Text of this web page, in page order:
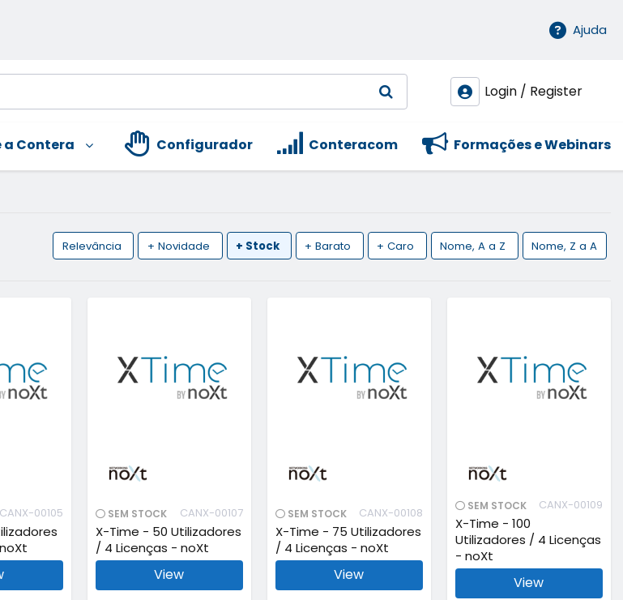
Ajuda
Login / Register
a Contera Formações e Webinars
Conteracom
Configurador
Relevância + Novidade + Stock + Barato + Caro Nome, A a Z Nome, Z a A
CANX-00105 SEM STOCK CANX-00107
X-Time - 50 Utilizadores
/ 4 Licenças - noXt
View
SEM STOCK CANX-00108
X-Time - 75 Utilizadores
/ 4 Licenças - noXt
View
SEM STOCK CANX-00109
X-Time - 100
Utilizadores / 4 Licenças
- noXt
View